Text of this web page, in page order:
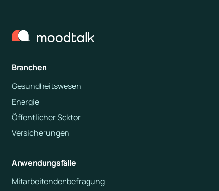
Branchen
Gesundheitswesen
Energie
Öffentlicher Sektor
Versicherungen
Anwendungsfälle
Mitarbeitendenbefragung